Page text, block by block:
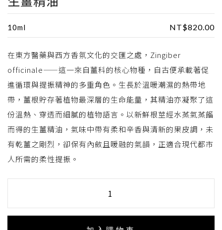
NT$820.00
10ml
在東方醫藥與西方香氛文化的交匯之處，Zingiber
officinale——這一來自薑科的核心物種，自古便承載著促
進循環與提振精神的多重角色。生長於溫暖潮濕的熱帶地
帶，薑根貯存著植物最深層的生命能量，其精油亦凝聚了這
份溫熱、穿透而細膩的植物語言。以新鮮根莖經水蒸氣蒸餾
而得的生薑精油，氣味中帶有柔和辛香與清新的果皮調，未
有乾薑之剛烈，卻保有內斂且暖融的氣韻，正適合現代都市
人所需的柔性提振。